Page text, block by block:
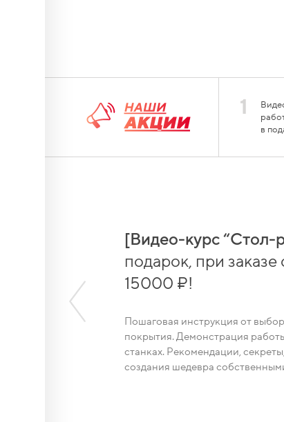
1
в
[Видео-курс “Стол-
подарок, при
15000 ₽!
Пошаговая инструкция от
покрытия. Демонстрация
станках. Рекомендации,
создания шедевра